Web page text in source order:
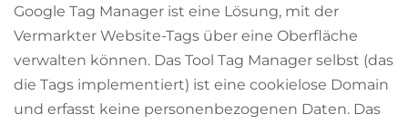
Google Tag Manager ist eine Lösung, mit der
Vermarkter Website-Tags über eine Oberfläche
verwalten können. Das Tool Tag Manager selbst (das
die Tags implementiert) ist eine cookielose Domain
und erfasst keine personenbezogenen Daten. Das